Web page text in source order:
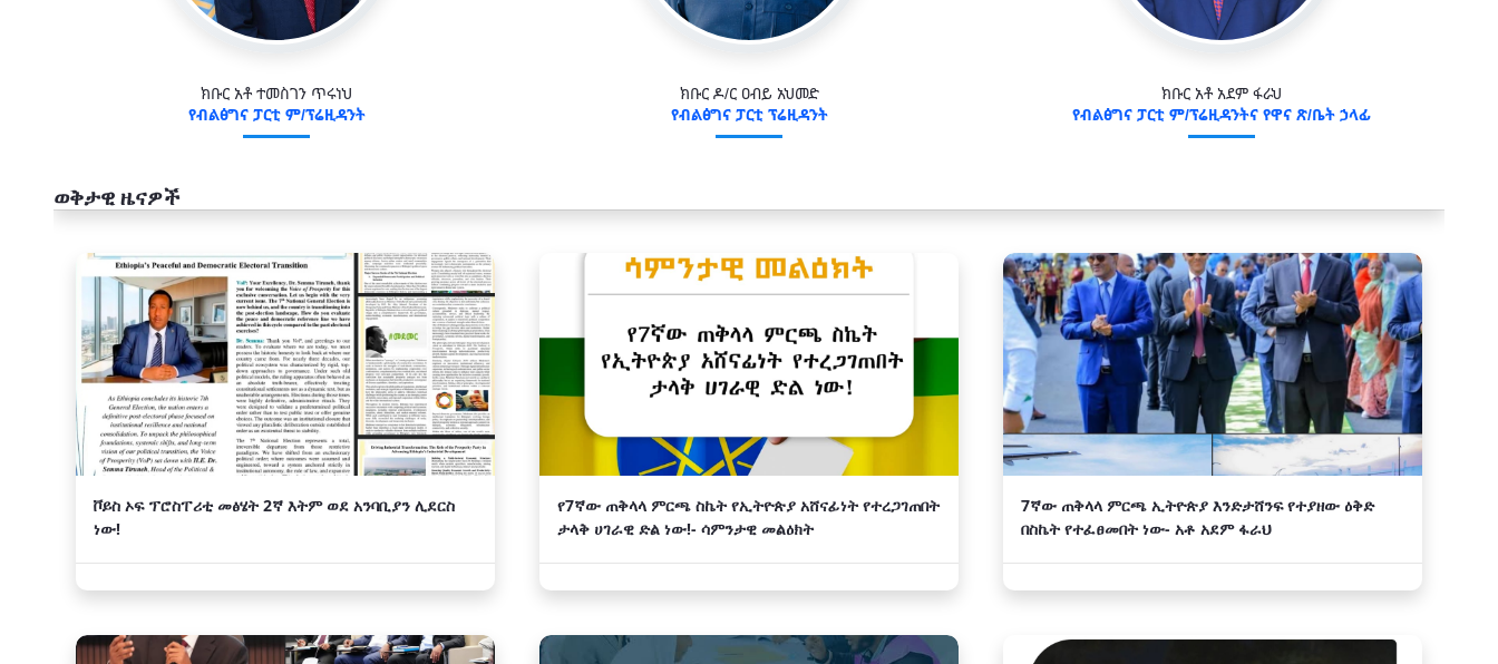
ክቡር አቶ ተመስገን ጥሩነህ
የብልፅግና ፓርቲ ም/ፕሬዚዳንት
ክቡር ዶ/ር ዐብይ አህመድ
የብልፅግና ፓርቲ ፕሬዚዳንት
ክቡር አቶ አደም ፋራህ
የብልፅግና ፓርቲ ም/ፕሬዚዳንትና የዋና ጽ/ቤት ኃላፊ
ወቅታዊ ዜናዎች
አዲስ
ቮይስ ኦፍ ፕሮስፐሪቲ መፅሄት 2ኛ እትም ወደ አንባቢያን ሊደርስ
ነው!
የ7ኛው ጠቅላላ ምርጫ ስኬት የኢትዮጵያ አሸናፊነት የተረጋገጠበት
ታላቅ ሀገራዊ ድል ነው!- ሳምንታዊ መልዕክት
7ኛው ጠቅላላ ምርጫ ኢትዮጵያ እንድታሸንፍ የተያዘው ዕቅድ
በስኬት የተፈፀመበት ነው- አቶ አደም ፋራህ